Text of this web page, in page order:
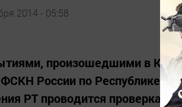
2014 - 05:58
произошедшими в
России по Республике
РТ проводится проверка,